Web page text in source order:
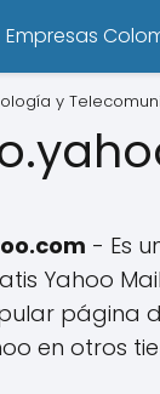
Empresas
y
- Es
Yahoo
página
en otros